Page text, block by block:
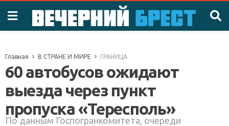
Главная В СТРАНЕ И МИРЕ ГРАНИЦА
60 автобусов ожидают
выезда через пункт
пропуска «Тересполь»
По данным Госпогранкомитета, очереди